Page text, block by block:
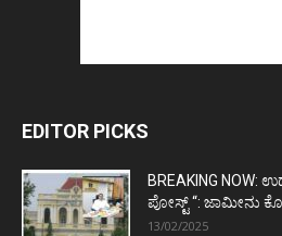
EDITOR PICKS
BREAKING
ಪೋಸ್ಟ್‌ “: ಜಾಮೀನು
13/02/2025